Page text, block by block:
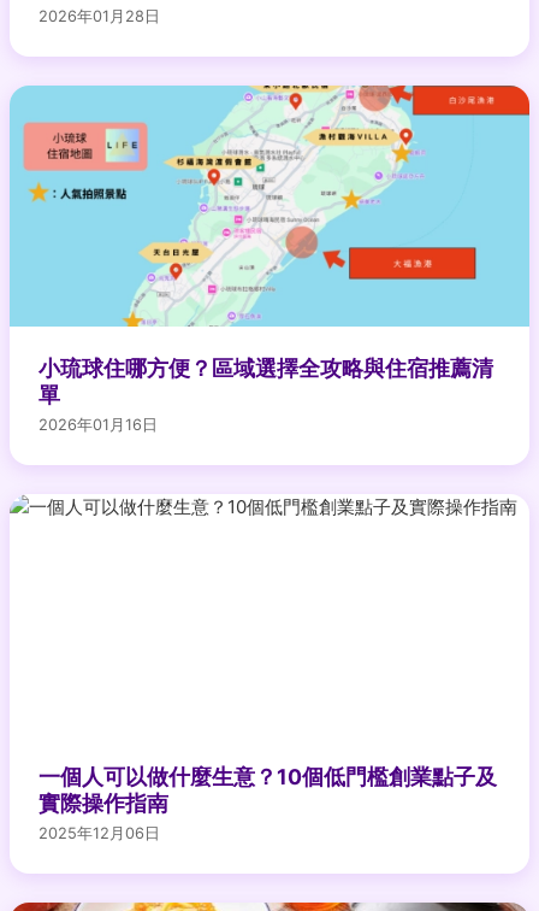
2026年01月28日
小琉球住哪方便？區域選擇全攻略與住宿推薦清
單
2026年01月16日
一個人可以做什麼生意？10個低門檻創業點子及
實際操作指南
2025年12月06日